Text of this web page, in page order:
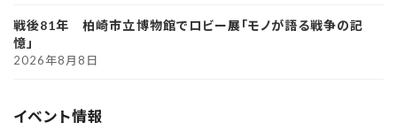
戦後81年 柏崎市立博物館でロビー展「モノが語る戦争の記
憶」
2026年8月8日
イベント情報